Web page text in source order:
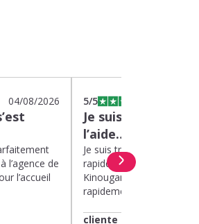
04/08/2026
l’agence de
l’accueil
5/5
Je suis très
l’aide…
Je suis très satisfaite de
rapide et efficace
Kinougarde. On m’a
rapidement et une
cliente